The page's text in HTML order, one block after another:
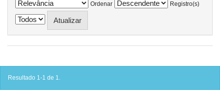
Ordenar
Registro(s)
Resultado 1-1 de 1.